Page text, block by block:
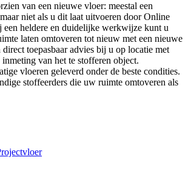
van een nieuwe vloer: meestal een
niet als u dit laat uitvoeren door Online
een heldere en duidelijke werkwijze kunt u
laten omtoveren tot nieuw met een nieuwe
toepasbaar advies bij u op locatie met
van het te stofferen object.
vloeren geleverd onder de beste condities.
stoffeerders die uw ruimte omtoveren als